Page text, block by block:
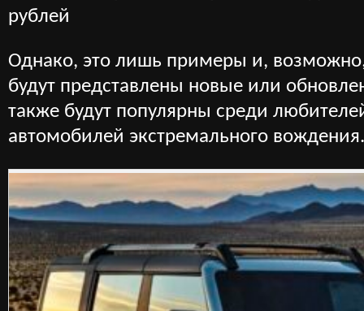
рублей
Однако, это лишь примеры и,
будут представлены новые или
также будут популярны среди
автомобилей экстремального вождения.